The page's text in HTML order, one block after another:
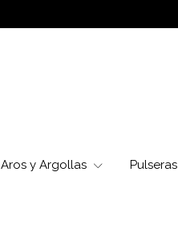
Aros y Argollas Pulseras